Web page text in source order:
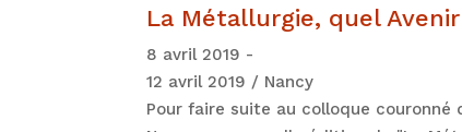
La Métallurgie, quel
8 avril 2019 -
12 avril 2019 / Nancy
Pour faire suite au colloque couronné